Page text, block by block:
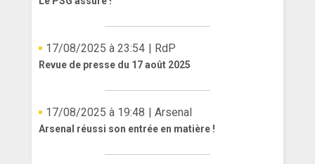
17/08/2025 à 23:54 | RdP
Revue de presse du 17 août 2025
17/08/2025 à 19:48 | Arsenal
Arsenal réussi son entrée en matière !